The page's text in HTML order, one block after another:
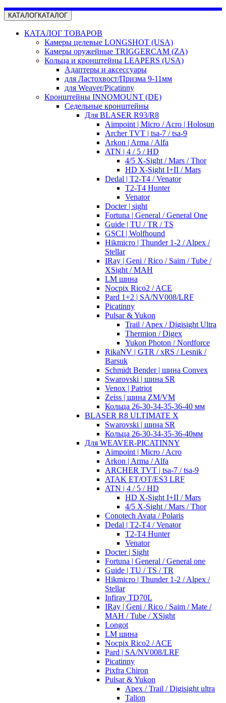
КАТАЛОГКАТАЛОГ
КАТАЛОГ ТОВАРОВ
Камеры целевые LONGSHOT (USA)
Камеры оружейные TRIGGERCAM (ZA)
Кольца и кронштейны LEAPERS (USA)
Адаптеры и аксессуары
для Ластохвост/Призма 9-11мм
для Weaver/Picatinny
Кронштейны INNOMOUNT (DE)
Седельные кронштейны
Для BLASER R93/R8
Aimpoint | Micro / Acro | Holosun
Archer TVT | tsa-7 / tsa-9
Arkon | Arma / Alfa
ATN | 4 / 5 / HD
4/5 X-Sight / Mars / Thor
HD X-Sight I+II / Mars
Dedal | T2-T4 / Venator
T2-T4 Hunter
Venator
Docter | sight
Fortuna | General / General One
Guide | TU / TR / TS
GSCI | Wolfhound
Hikmicro | Thunder 1-2 / Alpex /
Stellar
IRay | Geni / Rico / Saim / Tube /
XSight / MAH
LM шина
Nocpix Rico2 / ACE
Pard 1+2 | SA/NV008/LRF
Picatinny
Pulsar & Yukon
Trail / Apex / Digisight Ultra
Thermion / Digex
Yukon Photon / Nordforce
RikaNV | GTR / xRS / Lesnik /
Barsuk
Schmidt Bender | шина Convex
Swarovski | шина SR
Venox | Patriot
Zeiss | шина ZM/VM
Кольца 26-30-34-35-36-40 мм
BLASER R8 ULTIMATE X
Swarovski | шина SR
Кольца 26-30-34-35-36-40мм
Для WEAVER-PICATINNY
Aimpoint | Micro / Acro
Arkon | Arma / Alfa
ARCHER TVT | tsa-7 / tsa-9
ATAK ET/OT/ES3 LRF
ATN | 4 / 5 / HD
HD X-Sight I+II / Mars
4/5 X-Sight / Mars / Thor
Conotech Avata / Polaris
Dedal | T2-T4 / Venator
T2-T4 Hunter
Venator
Docter | Sight
Fortuna | General / General one
Guide | TU / TS / TR
Hikmicro | Thunder 1-2 / Alpex /
Stellar
Infiray TD70L
IRay | Geni / Rico / Saim / Mate /
MAH / Tube / XSight
Longot
LM шина
Nocpix Rico2 / ACE
Pard | SA/NV008/LRF
Picatinny
Pixfra Chiron
Pulsar & Yukon
Apex / Trail / Digisight ultra
Talion